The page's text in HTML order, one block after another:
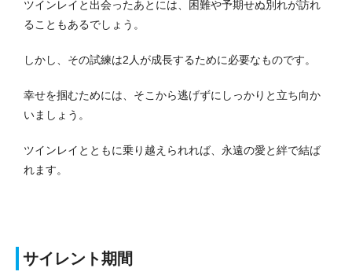
ツインレイと出会ったあとには、困難や予期せぬ別れが訪れ
ることもあるでしょう。
しかし、その試練は2人が成長するために必要なものです。
幸せを掴むためには、そこから逃げずにしっかりと立ち向か
いましょう。
ツインレイとともに乗り越えられれば、永遠の愛と絆で結ば
れます。
サイレント期間